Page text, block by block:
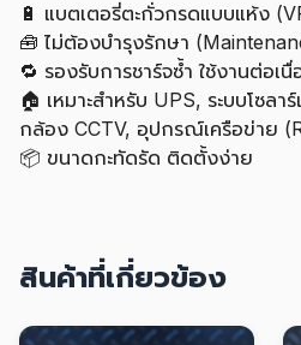
🔋 แบตเตอรี่ตะกั่วกรดแบบแห้ง
🧰 ไม่ต้องบำรุงรักษา
🔁 รองรับการชาร์จซ้ำ ใช้งานต่อเ
🏠 เหมาะสำหรับ UPS, ระบบโซล
กล้อง CCTV, อุปกรณ์เครือข่าย
📦 ขนาดกะทัดรัด ติดตั้งง่าย
สินค้าที่เกี่ยวข้อง